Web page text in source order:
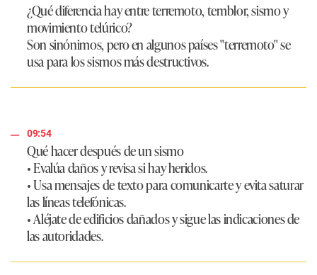
¿Qué diferencia hay entre terremoto, temblor, sismo y
movimiento telúrico?
Son sinónimos, pero en algunos países "terremoto" se
usa para los sismos más destructivos.
09:54
Qué hacer después de un sismo
• Evalúa daños y revisa si hay heridos.
• Usa mensajes de texto para comunicarte y evita saturar
las líneas telefónicas.
• Aléjate de edificios dañados y sigue las indicaciones de
las autoridades.